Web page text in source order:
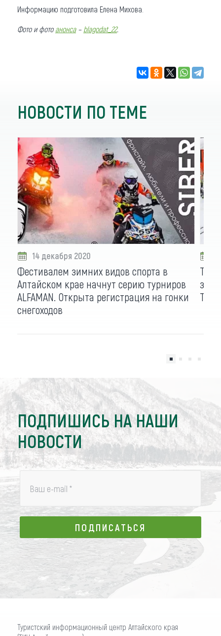
Информацию подготовила Елена Михова.
Фото и фото анонса– blagodat_22.
НОВОСТИ ПО ТЕМЕ
14 декабря 2020
Фестивалем зимних видов спорта в
Алтайском крае начнут серию турниров
ALFAMAN. Открыта регистрация на гонки
снегоходов
ПОДПИШИСЬ НА НАШИ
НОВОСТИ
Ваш e-mail *
ПОДПИСАТЬСЯ
ПОДПИСАТЬСЯ
Туристский информационный центр Алтайского края